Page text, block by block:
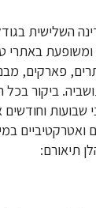
השלישית
ומשופעת באתרי
פארקים,
ביקור
שבועות
ואטרקטיביים
תיאורם: